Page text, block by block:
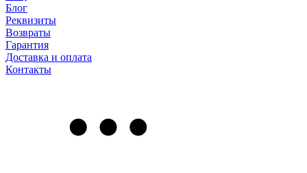
Блог
Реквизиты
Возвраты
Гарантия
Доставка и оплата
Контакты